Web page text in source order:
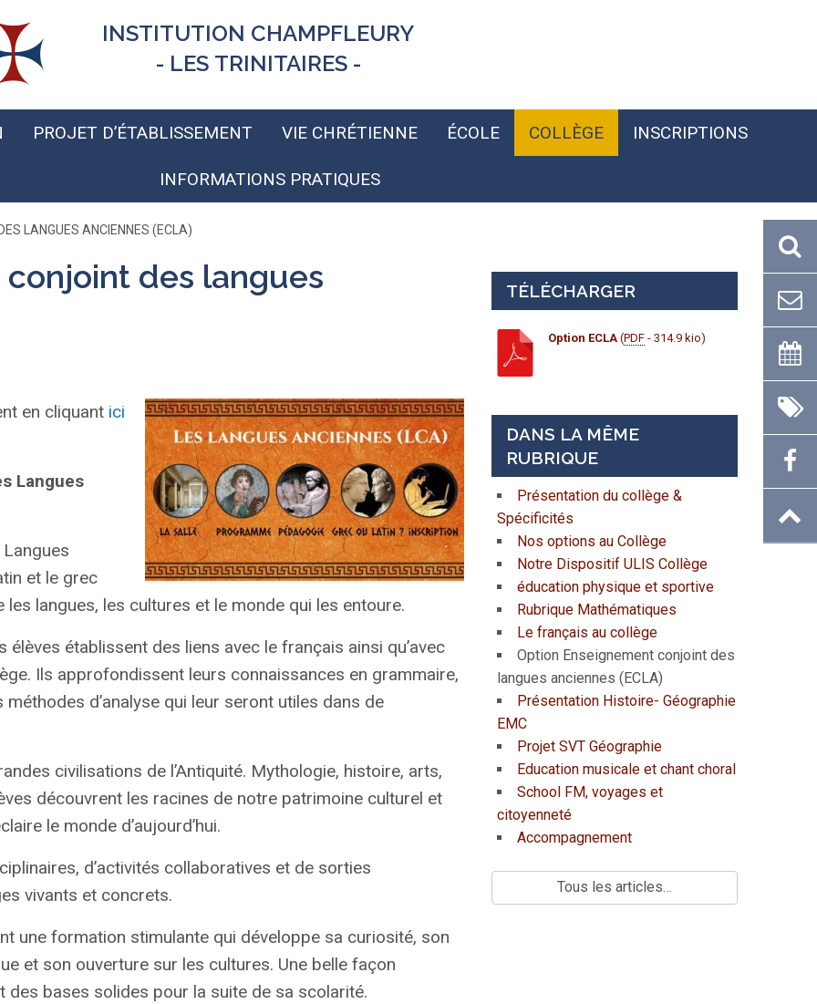
INSTITUTION CHAMPFLEURY
- LES TRINITAIRES -
PROJET D’ÉTABLISSEMENT VIE CHRÉTIENNE ÉCOLE COLLÈGE INSCRIPTIONS
INFORMATIONS PRATIQUES
LANGUES ANCIENNES (ECLA)
des langues
en cliquant ici
Langues
et le grec
langues, les cultures et le monde qui les entoure.
élèves établissent des liens avec le français ainsi qu’avec
Ils approfondissent leurs connaissances en grammaire,
d’analyse qui leur seront utiles dans de
civilisations de l’Antiquité. Mythologie, histoire, arts,
découvrent les racines de notre patrimoine culturel et
le monde d’aujourd’hui.
d’activités collaboratives et de sorties
vivants et concrets.
une formation stimulante qui développe sa curiosité, son
et son ouverture sur les cultures. Une belle façon
des bases solides pour la suite de sa scolarité.
TÉLÉCHARGER
Option ECLA (PDF - 314.9 kio)
DANS LA MÊME
RUBRIQUE
Présentation du collège &
Spécificités
Nos options au Collège
Notre Dispositif ULIS Collège
éducation physique et sportive
Rubrique Mathématiques
Le français au collège
Option Enseignement conjoint des
langues anciennes (ECLA)
Présentation Histoire- Géographie
EMC
Projet SVT Géographie
Education musicale et chant choral
School FM, voyages et
citoyenneté
Accompagnement
Tous les articles…